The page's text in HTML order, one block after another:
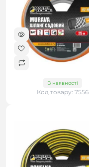
В наявності
Код товару: 7556